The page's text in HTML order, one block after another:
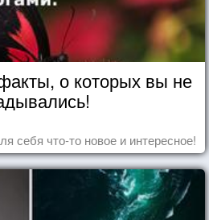
о которых вы не
себя что-то новое и интересное!